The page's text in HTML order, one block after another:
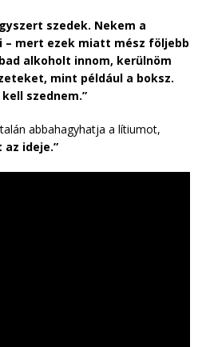
szedek. Nekem a
mert ezek miatt mész följebb
alkoholt innom, kerülnöm
mint például a boksz.
szednem.”
abbahagyhatja a lítiumot,
ideje.”